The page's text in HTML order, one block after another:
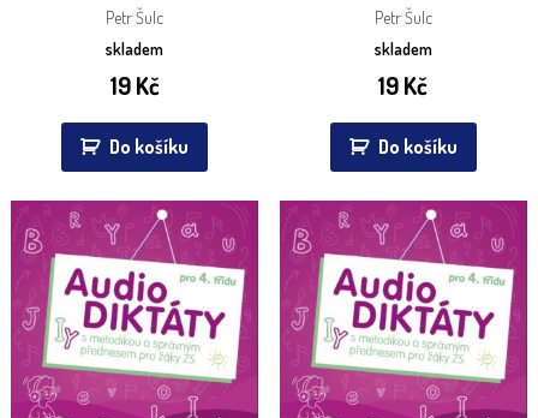
Petr Šulc
skladem
19Kč
Do košíku
Petr Šulc
skladem
19Kč
Do košíku